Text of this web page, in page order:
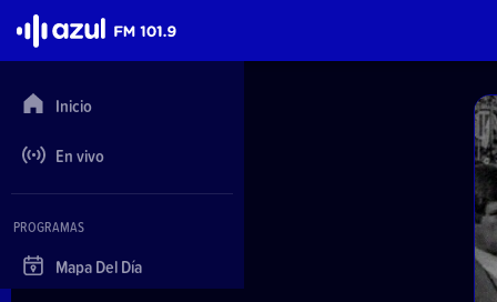
Azul FM 101.9
Inicio
En vivo
PROGRAMAS
Mapa Del Día